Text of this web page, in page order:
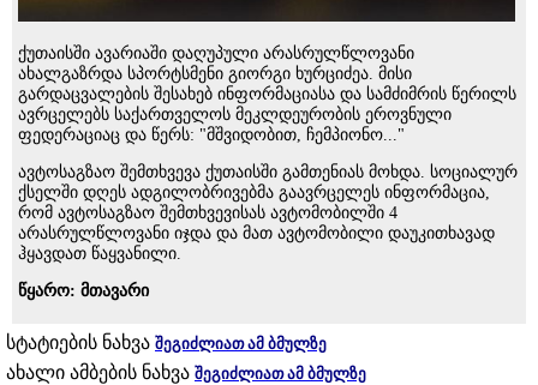
ქუთაისში ავარიაში დაღუპული არასრულწლოვანი
ახალგაზრდა სპორტსმენი გიორგი ხურციძეა. მისი
გარდაცვალების შესახებ ინფორმაციასა და სამძიმრის წერილს
ავრცელებს საქართველოს მეკლდეურობის ეროვნული
ფედერაციაც და წერს: "მშვიდობით, ჩემპიონო..."
ავტოსაგზაო შემთხვევა ქუთაისში გამთენიას მოხდა. სოციალურ
ქსელში დღეს ადგილობრივებმა გაავრცელეს ინფორმაცია,
რომ ავტოსაგზაო შემთხვევისას ავტომობილში 4
არასრულწლოვანი იჯდა და მათ ავტომობილი დაუკითხავად
ჰყავდათ წაყვანილი.
წყარო: მთავარი
სტატიების ნახვა შეგიძლიათ ამ ბმულზე
ახალი ამბების ნახვა შეგიძლიათ ამ ბმულზე